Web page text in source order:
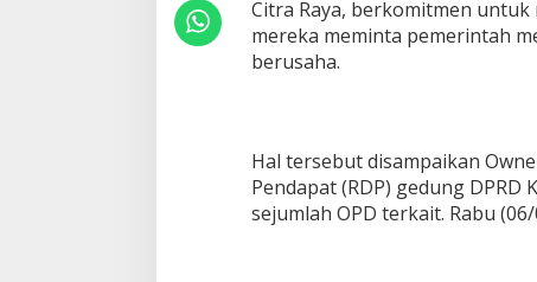
n
I
z
g
i
I
n
Citra Raya, berkomitmen
mereka meminta pemerintah
berusaha.
Hal tersebut disampaikan
Pendapat (RDP) gedung
sejumlah OPD terkait. Rabu